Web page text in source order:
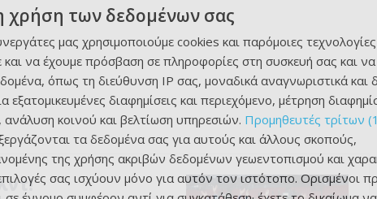
χρήση των δεδομένων σας
μας χρησιμοποιούμε cookies και παρόμοιες
να έχουμε πρόσβαση σε πληροφορίες στη συσκευή σας και
όπως τη διεύθυνση IP σας, μοναδικά αναγνωριστικά και
εξατομικευμένες διαφημίσεις και περιεχόμενο, μέτρηση
ανάλυση κοινού και βελτίωση υπηρεσιών. Προμηθευτές τρίτων
τα δεδομένα σας για αυτούς και άλλους σκοπούς,
της χρήσης ακριβών δεδομένων γεωεντοπισμού και
σας ισχύουν μόνο για αυτόν τον ιστότοπο. Ορισμένοι